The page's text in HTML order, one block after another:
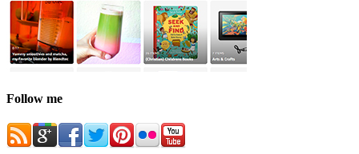
Follow me